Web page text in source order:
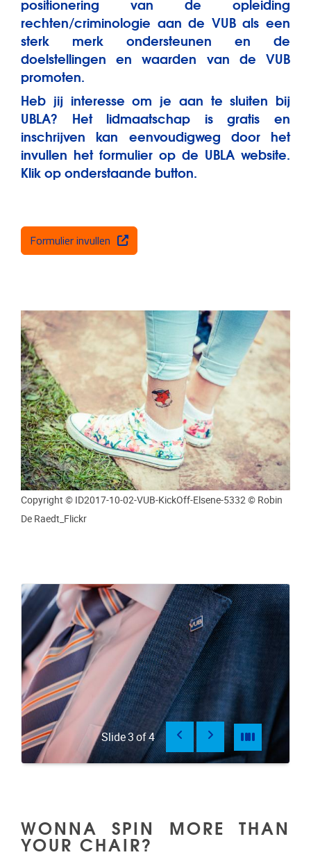
positionering van de opleiding
rechten/criminologie aan de VUB als een
sterk merk ondersteunen en de
doelstellingen en waarden van de VUB
promoten.
Heb jij interesse om je aan te sluiten bij
UBLA? Het lidmaatschap is gratis en
inschrijven kan eenvoudigweg door het
invullen het formulier op de UBLA website.
Klik op onderstaande button.
Formulier invullen
Copyright © ID2017-10-02-VUB-KickOff-Elsene-5332 © Robin
De Raedt_Flickr
Slide3 of4 VorigeVolgendePause
Pauze
WONNA SPIN MORE THAN
YOUR CHAIR?